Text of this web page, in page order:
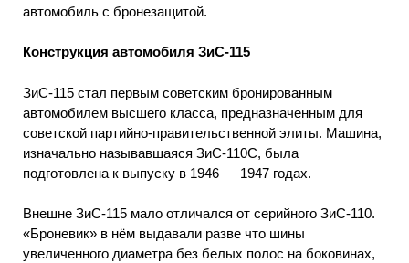
автомобиль с бронезащитой.
Конструкция автомобиля ЗиС-115
ЗиС-115 стал первым советским бронированным
автомобилем высшего класса, предназначенным для
советской партийно-правительственной элиты. Машина,
изначально называвшаяся ЗиС-110С, была
подготовлена к выпуску в 1946 — 1947 годах.
Внешне ЗиС-115 мало отличался от серийного ЗиС-110.
«Броневик» в нём выдавали разве что шины
увеличенного диаметра без белых полос на боковинах,